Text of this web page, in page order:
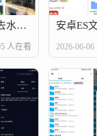
无印v2.8 视频解析去水印工具
人在看 2026-06-06